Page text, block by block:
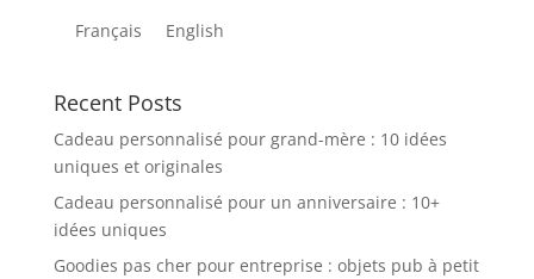
Français English
Recent Posts
Cadeau personnalisé pour grand-mère : 10 idées
uniques et originales
Cadeau personnalisé pour un anniversaire : 10+
idées uniques
Goodies pas cher pour entreprise : objets pub à petit